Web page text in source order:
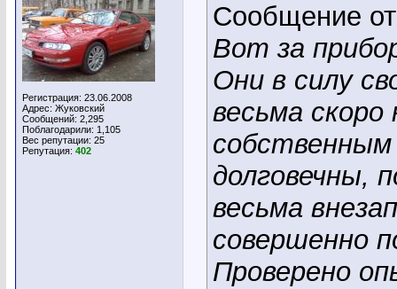
Регистрация: 23.06.2008
Адрес: Жуковский
Сообщений: 2,295
Поблагодарили: 1,105
Вес репутации: 25
Репутация: 402
Сообщение
Вот за
Они в силу
весьма
долговечны,
весьма
совершенно
Проверено